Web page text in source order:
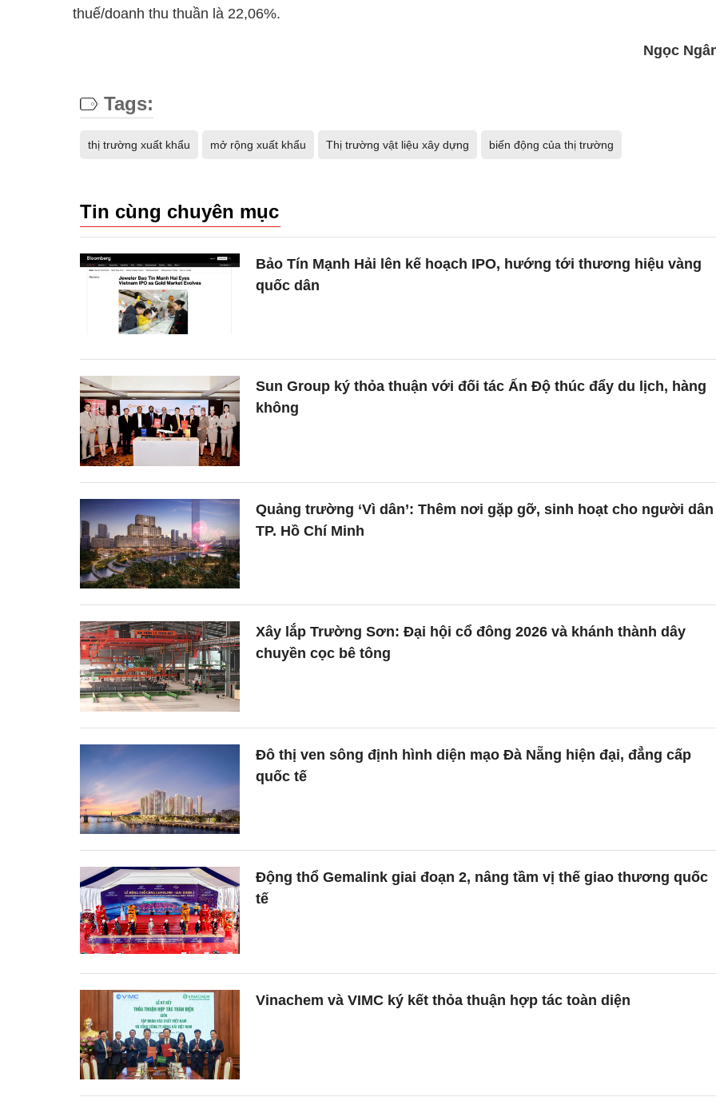
thuế/doanh thu thuần là 22,06%.
Ngọc
Tags:
thị trường xuất khẩu mở rộng xuất khẩu Thị trường vật liệu xây dựng biến động của thị trường
Tin cùng chuyên mục
Bảo Tín Mạnh Hải lên kế hoạch IPO, hướng tới thương hiệu vàng
quốc dân
Sun Group ký thỏa thuận với đối tác Ấn Độ thúc đẩy du lịch, hàng
không
Quảng trường ‘Vì dân’: Thêm nơi gặp gỡ, sinh hoạt cho người dân
TP. Hồ Chí Minh
Xây lắp Trường Sơn: Đại hội cổ đông 2026 và khánh thành dây
chuyền cọc bê tông
Đô thị ven sông định hình diện mạo Đà Nẵng hiện đại, đẳng cấp
quốc tế
Động thổ Gemalink giai đoạn 2, nâng tầm vị thế giao thương quốc
tế
Vinachem và VIMC ký kết thỏa thuận hợp tác toàn diện